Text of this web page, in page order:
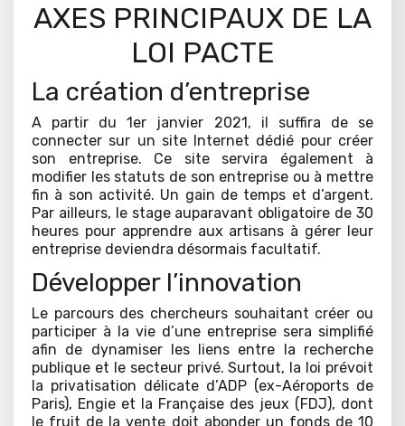
AXES PRINCIPAUX DE LA
LOI PACTE
La création d’entreprise
A partir du 1er janvier 2021, il suffira de se
connecter sur un site Internet dédié pour créer
son entreprise. Ce site servira également à
modifier les statuts de son entreprise ou à mettre
fin à son activité. Un gain de temps et d’argent.
Par ailleurs, le stage auparavant obligatoire de 30
heures pour apprendre aux artisans à gérer leur
entreprise deviendra désormais facultatif.
Développer l’innovation
Le parcours des chercheurs souhaitant créer ou
participer à la vie d’une entreprise sera simplifié
afin de dynamiser les liens entre la recherche
publique et le secteur privé. Surtout, la loi prévoit
la privatisation délicate d’ADP (ex-Aéroports de
Paris), Engie et la Française des jeux (FDJ), dont
le fruit de la vente doit abonder un fonds de 10